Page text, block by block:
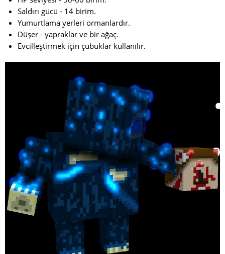
Saldırı gücü - 14 birim.
Yumurtlama yerleri ormanlardır.
Düşer - yapraklar ve bir ağaç.
Evcilleştirmek için çubuklar kullanılır.